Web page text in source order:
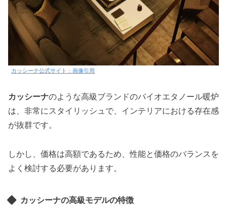
カッシーナ公式サイト：画像引用
カッシーナのような高級ブランドのバイオエタノール暖炉
は、非常にスタイリッシュで、インテリアにおける存在感
が抜群です。
しかし、価格は高額であるため、性能と価格のバランスを
よく検討する必要があります。
カッシーナの高級モデルの特徴